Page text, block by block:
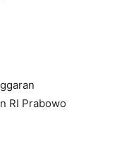
RI Prabowo